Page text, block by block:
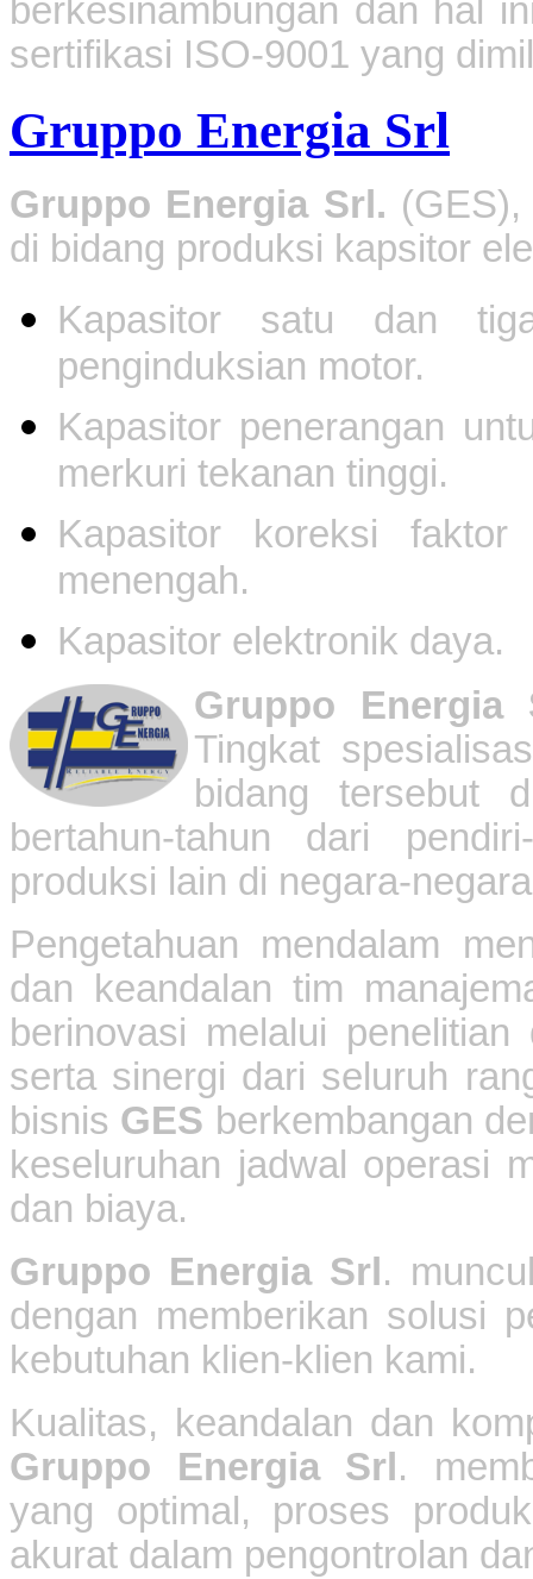
berkesinambungan dan hal
sertifikasi ISO-9001 yang
Gruppo Energia Srl
Gruppo Energia Srl.
di bidang produksi kapsitor
Kapasitor satu dan
penginduksian motor.
Kapasitor penerangan
merkuri tekanan tinggi.
Kapasitor koreksi
menengah.
Kapasitor elektronik daya.
Gruppo Energia
Tingkat
bidang tersebut
bertahun-tahun dari
produksi lain di negara-
Pengetahuan mendalam
dan keandalan tim
berinovasi melalui
serta sinergi dari seluruh
bisnis GES berkembangan
keseluruhan jadwal operasi
dan biaya.
Gruppo Energia Srl .
dengan memberikan solusi
kebutuhan klien-klien kami.
Kualitas, keandalan dan
Gruppo Energia Srl .
yang optimal, proses
akurat dalam pengontrolan